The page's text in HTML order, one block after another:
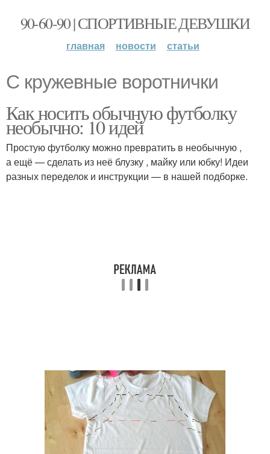
90-60-90 | СПОРТИВНЫЕ ДЕВУШКИ
главная новости статьи
С кружевные воротнички
Как носить обычную футболку
необычно: 10 идей
Простую футболку можно превратить в необычную ,
а ещё — сделать из неё блузку , майку или юбку! Идеи
разных переделок и инструкции — в нашей подборке.